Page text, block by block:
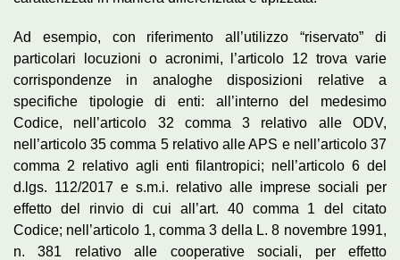
Ad esempio, con riferimento all’utilizzo “riservato” di
particolari locuzioni o acronimi, l’articolo 12 trova varie
corrispondenze in analoghe disposizioni relative a
specifiche tipologie di enti: all’interno del medesimo
Codice, nell’articolo 32 comma 3 relativo alle ODV,
nell’articolo 35 comma 5 relativo alle APS e nell’articolo 37
comma 2 relativo agli enti filantropici; nell’articolo 6 del
d.lgs. 112/2017 e s.m.i. relativo alle imprese sociali per
effetto del rinvio di cui all’art. 40 comma 1 del citato
Codice; nell’articolo 1, comma 3 della L. 8 novembre 1991,
n. 381 relativo alle cooperative sociali, per effetto